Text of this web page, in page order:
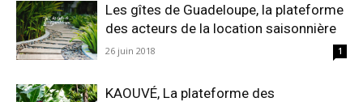
Les gîtes de Guadeloupe, la plateforme
des acteurs de la location saisonnière
26 juin 2018 1
KAOUVÉ, La plateforme des